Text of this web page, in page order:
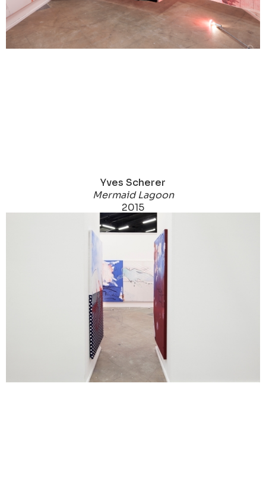
Yves Scherer
Mermaid Lagoon
2015